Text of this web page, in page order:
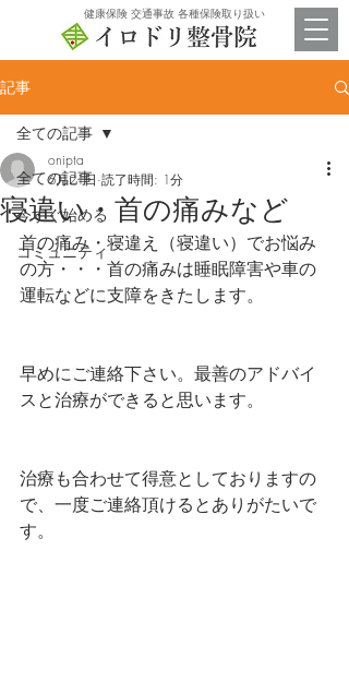
​健康保険 交通事故 各種保険取り扱い
記事
全ての記事
今すぐ始める
コミュニティ
全ての記事
寝違い・首の痛みなど
onipta
6月21日 読了時間: 1分
首の痛み・寝違え（寝違い）でお悩み
の方・・・首の痛みは睡眠障害や車の
運転などに支障をきたします。
早めにご連絡下さい。最善のアドバイ
スと治療ができると思います。
治療も合わせて得意としておりますの
で、一度ご連絡頂けるとありがたいで
す。